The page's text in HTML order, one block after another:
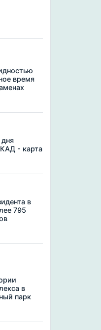
время
- карта
в
795
в
парк